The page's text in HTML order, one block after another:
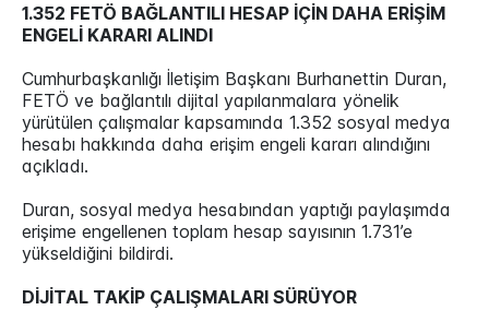
1.352 FETÖ BAĞLANTILI HESAP İÇİN DAHA ERİŞİM
ENGELİ KARARI ALINDI
Cumhurbaşkanlığı İletişim Başkanı Burhanettin Duran,
FETÖ ve bağlantılı dijital yapılanmalara yönelik
yürütülen çalışmalar kapsamında 1.352 sosyal medya
hesabı hakkında daha erişim engeli kararı alındığını
açıkladı.
Duran, sosyal medya hesabından yaptığı paylaşımda
erişime engellenen toplam hesap sayısının 1.731’e
yükseldiğini bildirdi.
DİJİTAL TAKİP ÇALIŞMALARI SÜRÜYOR